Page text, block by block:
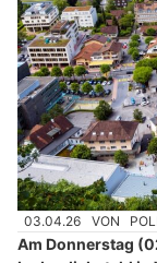
03.04.26 VON
Am Donnerstag